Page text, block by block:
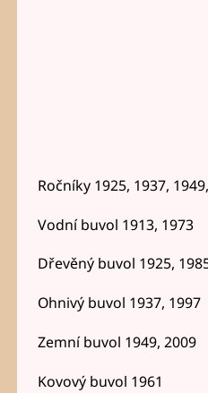
Ročníky 1925, 1937,
Vodní buvol 1913, 1973
Dřevěný buvol 1925,
Ohnivý buvol 1937, 1997
Zemní buvol 1949, 2009
Kovový buvol 1961